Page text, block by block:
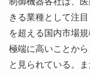
きる業種として注
を超える国内市場
極端に高いことか
と見られている。